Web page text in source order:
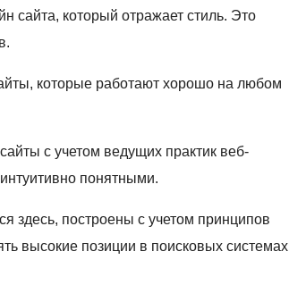
сайта, который отражает стиль. Это
которые работают хорошо на любом
с учетом ведущих практик веб-
понятными.
здесь, построены с учетом принципов
высокие позиции в поисковых системах